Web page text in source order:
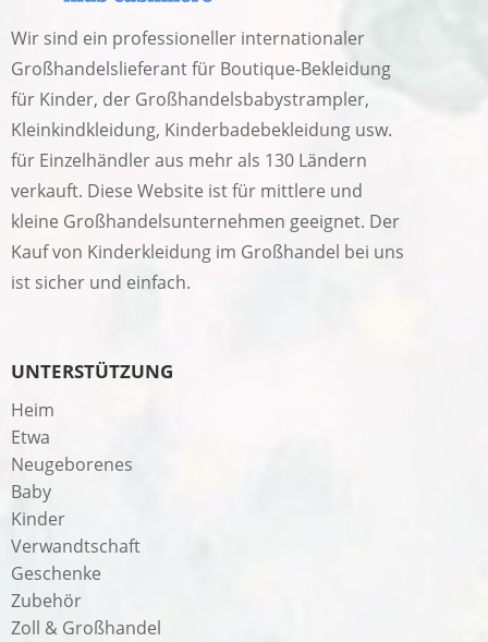
Wir sind ein professioneller internationaler
Großhandelslieferant für Boutique-Bekleidung
für Kinder, der Großhandelsbabystrampler,
Kleinkindkleidung, Kinderbadebekleidung usw.
für Einzelhändler aus mehr als 130 Ländern
verkauft. Diese Website ist für mittlere und
kleine Großhandelsunternehmen geeignet. Der
Kauf von Kinderkleidung im Großhandel bei uns
ist sicher und einfach.
UNTERSTÜTZUNG
Heim
Etwa
Neugeborenes
Baby
Kinder
Verwandtschaft
Geschenke
Zubehör
Zoll & Großhandel